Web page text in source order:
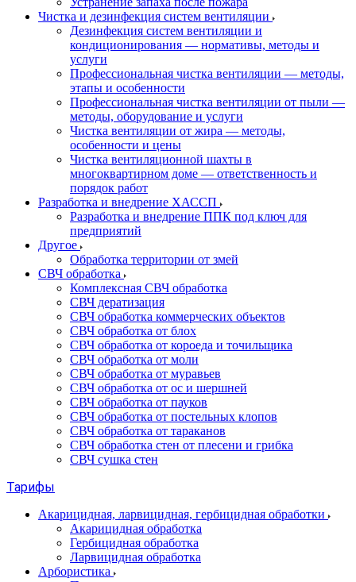
Чистка и дезинфекция систем вентиляции
Дезинфекция систем вентиляции и
кондиционирования — нормативы, методы и
услуги
Профессиональная чистка вентиляции — методы,
этапы и особенности
Профессиональная чистка вентиляции от пыли —
методы, оборудование и услуги
Чистка вентиляции от жира — методы,
особенности и цены
Чистка вентиляционной шахты в
многоквартирном доме — ответственность и
порядок работ
Разработка и внедрение ХАССП
Разработка и внедрение ППК под ключ для
предприятий
Другое
Обработка территории от змей
СВЧ обработка
Комплексная СВЧ обработка
СВЧ дератизация
СВЧ обработка коммерческих объектов
СВЧ обработка от блох
СВЧ обработка от короеда и точильщика
СВЧ обработка от моли
СВЧ обработка от муравьев
СВЧ обработка от ос и шершней
СВЧ обработка от пауков
СВЧ обработка от постельных клопов
СВЧ обработка от тараканов
СВЧ обработка стен от плесени и грибка
СВЧ сушка стен
Тарифы
Акарицидная, ларвицидная, гербицидная обработки
Акарицидная обработка
Гербицидная обработка
Ларвицидная обработка
Арбористика